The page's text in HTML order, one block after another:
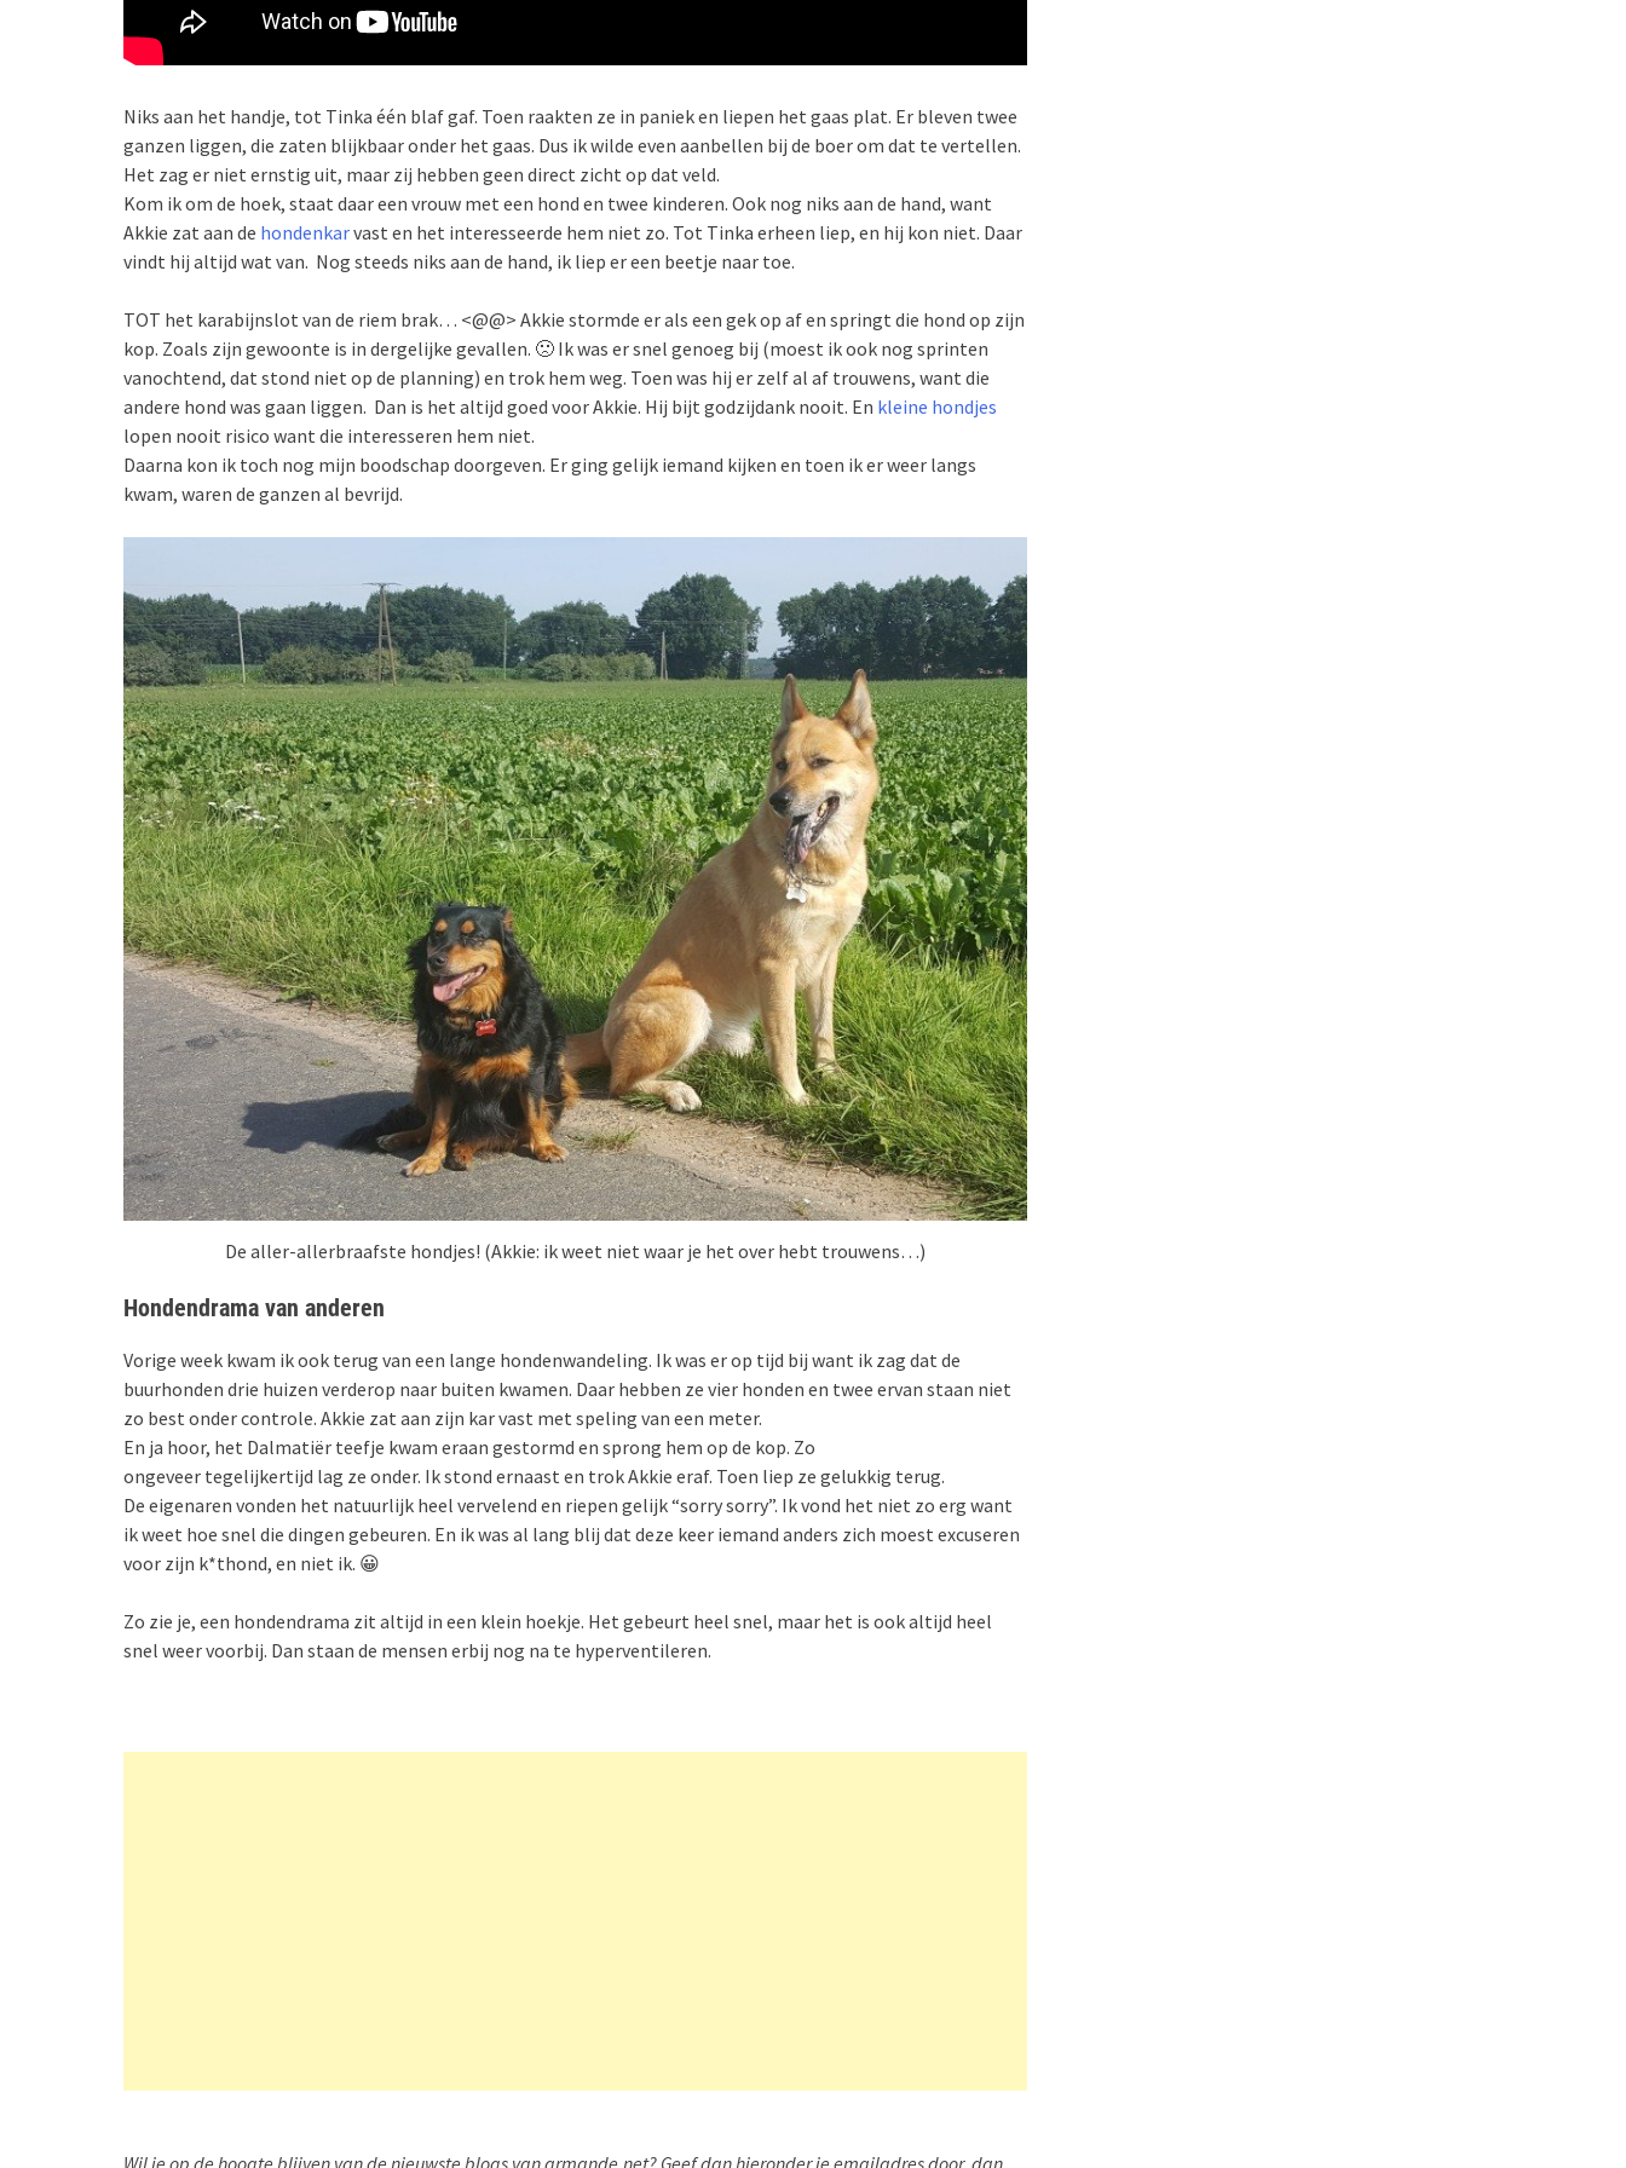
Niks aan het handje, tot Tinka één blaf gaf. Toen raakten ze in paniek en liepen het gaas plat. Er bleven twee
ganzen liggen, die zaten blijkbaar onder het gaas. Dus ik wilde even aanbellen bij de boer om dat te vertellen.
Het zag er niet ernstig uit, maar zij hebben geen direct zicht op dat veld.
Kom ik om de hoek, staat daar een vrouw met een hond en twee kinderen. Ook nog niks aan de hand, want
Akkie zat aan de hondenkarvast en het interesseerde hem niet zo. Tot Tinka erheen liep, en hij kon niet. Daar
vindt hij altijd wat van. Nog steeds niks aan de hand, ik liep er een beetje naar toe.
TOT het karabijnslot van de riem brak… <@@> Akkie stormde er als een gek op af en springt die hond op zijn
kop. Zoals zijn gewoonte is in dergelijke gevallen. 🙁 Ik was er snel genoeg bij (moest ik ook nog sprinten
vanochtend, dat stond niet op de planning) en trok hem weg. Toen was hij er zelf al af trouwens, want die
andere hond was gaan liggen. Dan is het altijd goed voor Akkie. Hij bijt godzijdank nooit. En kleine hondjes
lopen nooit risico want die interesseren hem niet.
Daarna kon ik toch nog mijn boodschap doorgeven. Er ging gelijk iemand kijken en toen ik er weer langs
kwam, waren de ganzen al bevrijd.
De aller-allerbraafste hondjes! (Akkie: ik weet niet waar je het over hebt trouwens…)
Hondendrama van anderen
Vorige week kwam ik ook terug van een lange hondenwandeling. Ik was er op tijd bij want ik zag dat de
buurhonden drie huizen verderop naar buiten kwamen. Daar hebben ze vier honden en twee ervan staan niet
zo best onder controle. Akkie zat aan zijn kar vast met speling van een meter.
En ja hoor, het Dalmatiër teefje kwam eraan gestormd en sprong hem op de kop. Zo
ongeveer tegelijkertijd lag ze onder. Ik stond ernaast en trok Akkie eraf. Toen liep ze gelukkig terug.
De eigenaren vonden het natuurlijk heel vervelend en riepen gelijk “sorry sorry”. Ik vond het niet zo erg want
ik weet hoe snel die dingen gebeuren. En ik was al lang blij dat deze keer iemand anders zich moest excuseren
voor zijn k*thond, en niet ik. 😀
Zo zie je, een hondendrama zit altijd in een klein hoekje. Het gebeurt heel snel, maar het is ook altijd heel
snel weer voorbij. Dan staan de mensen erbij nog na te hyperventileren.